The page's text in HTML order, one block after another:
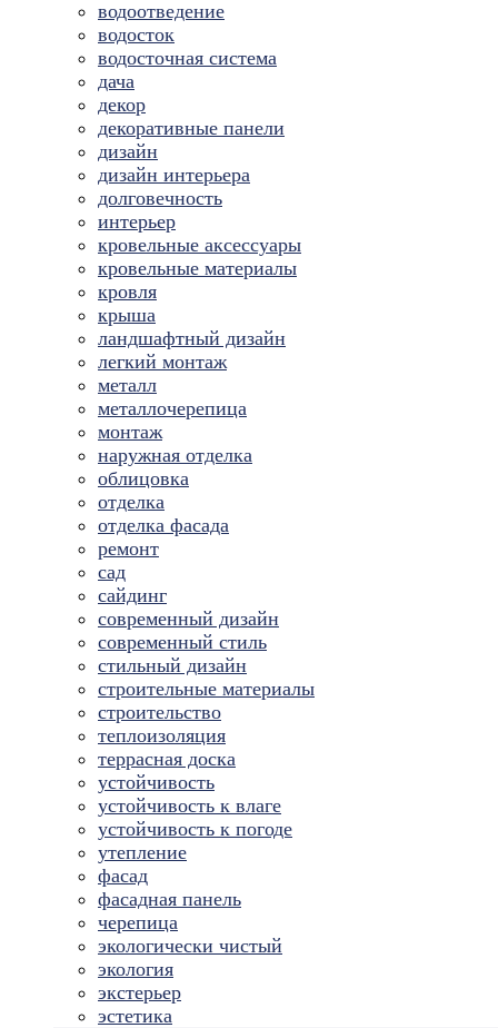
водоотведение
водосток
водосточная система
дача
декор
декоративные панели
дизайн
дизайн интерьера
долговечность
интерьер
кровельные аксессуары
кровельные материалы
кровля
крыша
ландшафтный дизайн
легкий монтаж
металл
металлочерепица
монтаж
наружная отделка
облицовка
отделка
отделка фасада
ремонт
сад
сайдинг
современный дизайн
современный стиль
стильный дизайн
строительные материалы
строительство
теплоизоляция
террасная доска
устойчивость
устойчивость к влаге
устойчивость к погоде
утепление
фасад
фасадная панель
черепица
экологически чистый
экология
экстерьер
эстетика